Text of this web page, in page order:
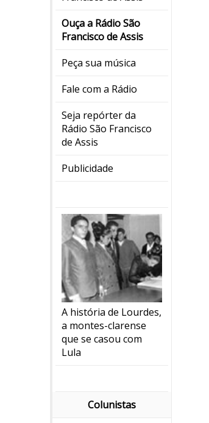
Ouça a Rádio São
Francisco de Assis
Peça sua música
Fale com a Rádio
Seja repórter da
Rádio São Francisco
de Assis
Publicidade
A história de Lourdes,
a montes-clarense
que se casou com
Lula
Colunistas